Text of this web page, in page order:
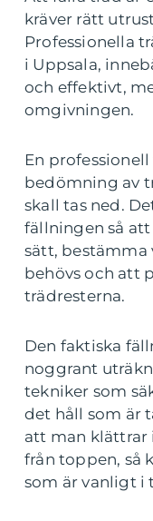
kräver rätt
Professionella
i Uppsala,
och effektivt,
omgivningen.
En
bedömning av
skall tas ned.
fällningen så
sätt, bestämma
behövs och att
trädresterna.
Den faktiska
noggrant
tekniker som
det håll som är
att man klättrar
från toppen, så
som är vanligt i